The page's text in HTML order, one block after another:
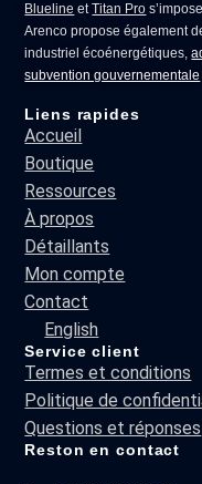
Blueline etTitan Pro
Arenco propose également
industriel écoénergétiques,
subvention gouvernementale
Liens rapides
Accueil
Boutique
Ressources
À propos
Détaillants
Mon compte
Contact
English
Service client
Termes et conditions
Politique de
Questions et réponses
Reston en contact